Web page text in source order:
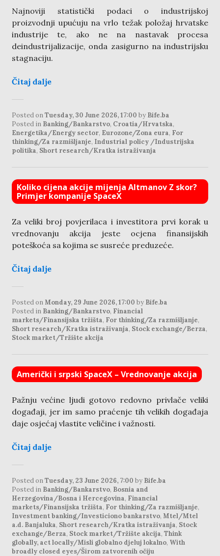
Najnoviji statistički podaci o industrijskoj
proizvodnji upućuju na vrlo težak položaj hrvatske
industrije te, ako ne na nastavak procesa
deindustrijalizacije, onda zasigurno na industrijsku
stagnaciju.
Čitaj dalje
Posted onTuesday, 30 June 2026, 17:00 by Bife.ba
Posted in Banking/Bankarstvo, Croatia/Hrvatska,
Energetika/Energy sector, Eurozone/Zona eura, For
thinking/Za razmišljanje, Industrial policy /Industrijska
politika, Short research/Kratka istraživanja
Koliko cijena akcije mijenja Altmanov Z skor?
Primjer kompanije SpaceX
Za veliki broj povjerilaca i investitora prvi korak u
vrednovanju akcija jeste ocjena finansijskih
poteškoća sa kojima se susreće preduzeće.
Čitaj dalje
Posted on Monday, 29 June 2026, 17:00 by Bife.ba
Posted in Banking/Bankarstvo, Financial
markets/Finansijska tržišta, For thinking/Za razmišljanje,
Short research/Kratka istraživanja, Stock exchange/Berza,
Stock market/Tržište akcija
Američki i srpski SpaceX – Vrednovanje akcija
Pažnju većine ljudi gotovo redovno privlače veliki
događaji, jer im samo praćenje tih velikih događaja
daje osjećaj vlastite veličine i važnosti.
Čitaj dalje
Posted onTuesday, 23 June 2026, 7:00 by Bife.ba
Posted in Banking/Bankarstvo, Bosnia and
Herzegovina/Bosna i Hercegovina, Financial
markets/Finansijska tržišta, For thinking/Za razmišljanje,
Investment banking/Investiciono bankarstvo, Mtel/Mtel
a.d. Banjaluka, Short research/Kratka istraživanja, Stock
exchange/Berza, Stock market/Tržište akcija, Think
globally, act locally/Misli globalno djeluj lokalno, With
broadly closed eyes/Širom zatvorenih očiju